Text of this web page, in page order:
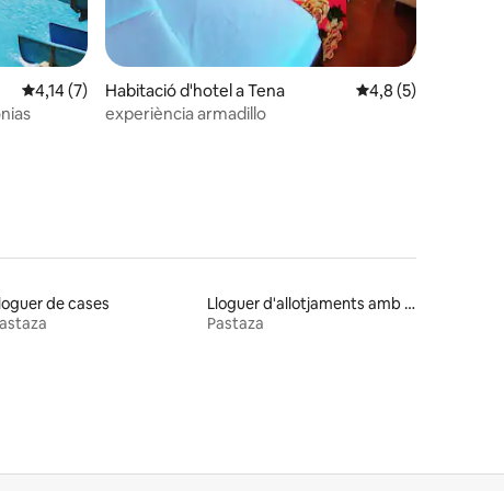
4,14 de puntuació mitjana d'un total de 5; 7 avaluacions
4,14 (7)
Habitació d'hotel a Tena 4,8 de puntuació
4,8 (5)
experiència armadillo
de cases
Lloguer d'allotjaments amb banyera d'hidromassatge
Pastaza